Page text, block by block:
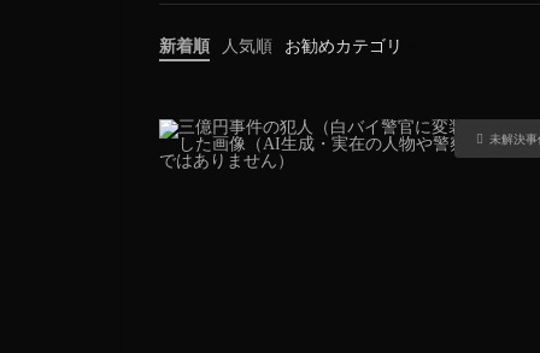
新着順 人気順
お勧めカテゴリ
未解決事